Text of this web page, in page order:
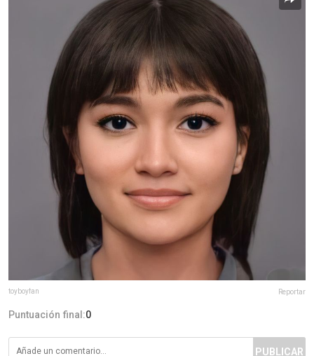
toyboyfan Reportar
Puntuación final:0
PUBLICAR